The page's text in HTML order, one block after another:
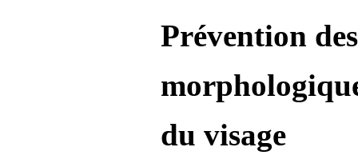
Prévention
du visage